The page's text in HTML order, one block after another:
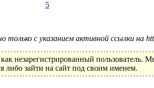
5
с указанием активной ссылки на
незарегистрированный пользователь.
либо зайти на сайт под своим именем.